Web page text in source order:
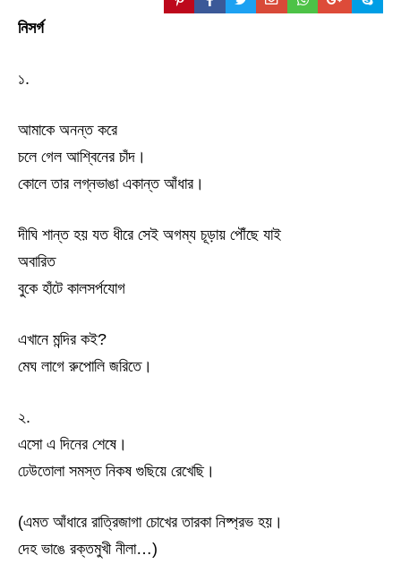
নিসর্গ
১.
আমাকে অনন্ত করে
চলে গেল আশ্বিনের চাঁদ।
কোলে তার লগ্নভাঙা একান্ত আঁধার।
দীঘি শান্ত হয় যত ধীরে সেই অগম্য চূড়ায় পৌঁছে যাই
অবারিত
বুকে হাঁটে কালসর্পযোগ
এখানে মন্দির কই?
মেঘ লাগে রুপোলি জরিতে।
২.
এসো এ দিনের শেষে।
ঢেউতোলা সমস্ত নিকষ গুছিয়ে রেখেছি।
(এমত আঁধারে রাত্রিজাগা চোখের তারকা নিষ্প্রভ হয়।
দেহ ভাঙে রক্তমুখী নীলা…)